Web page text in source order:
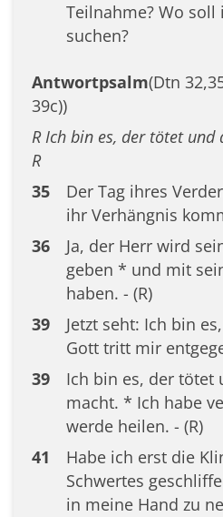
Teilnahme? Wo
suchen?
Antwortpsalm(Dtn
39c))
R Ich bin es, der tötet
R
35
Der Tag ihres
ihr Verhängnis
36
Ja, der Herr wird
geben * und mit
haben. - (R)
39
Jetzt seht: Ich bin
Gott tritt mir
39
Ich bin es, der tötet
macht. * Ich habe
werde heilen. - (R)
41
Habe ich erst die
Schwertes
in meine Hand zu